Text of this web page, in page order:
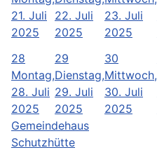
21. Juli
2025
22. Juli
2025
23. Juli
2025
28
Montag,
28. Juli
2025
29
Dienstag,
29. Juli
2025
30
Mittwoch,
30. Juli
2025
Gemeindehaus
Schutzhütte